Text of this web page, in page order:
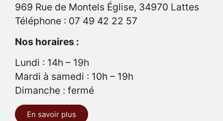
969 Rue de Montels Église, 34970 Lattes
Téléphone : 07 49 42 22 57
Nos horaires :
Lundi : 14h – 19h
Mardi à samedi : 10h – 19h
Dimanche : fermé
En savoir plus